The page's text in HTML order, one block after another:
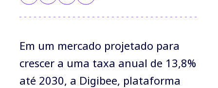
Em um mercado projetado para
crescer a uma taxa anual de 13,8%
até 2030, a Digibee, plataforma